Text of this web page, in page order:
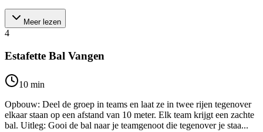
Meer lezen
4
Estafette Bal Vangen
10 min
Opbouw: Deel de groep in teams en laat ze in twee rijen tegenover
elkaar staan op een afstand van 10 meter. Elk team krijgt een zachte
bal. Uitleg: Gooi de bal naar je teamgenoot die tegenover je staa...